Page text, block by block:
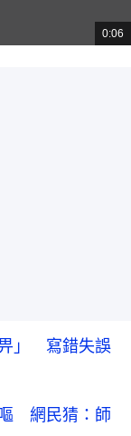
總
共
0:06
畀」 寫錯失誤
網民猜：師